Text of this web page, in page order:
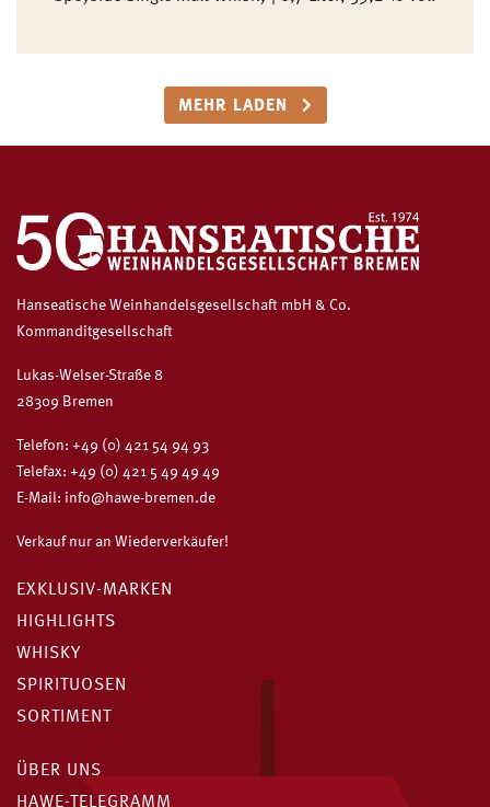
MEHR LADEN
Hanseatische Weinhandelsgesellschaft mbH & Co.
Kommanditgesellschaft
Lukas-Welser-Straße 8
28309 Bremen
Telefon: +49 (0) 421 54 94 93
Telefax: +49 (0) 421 5 49 49 49
E-Mail: info@hawe-bremen.de
Verkauf nur an Wiederverkäufer!
EXKLUSIV-MARKEN
HIGHLIGHTS
WHISKY
SPIRITUOSEN
SORTIMENT
ÜBER UNS
HAWE-TELEGRAMM